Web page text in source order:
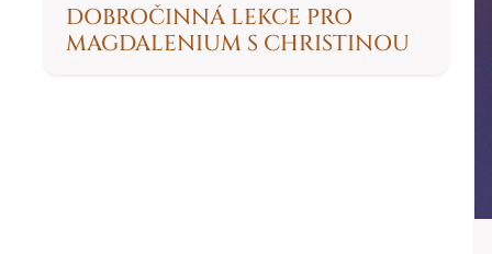
DOBROČINNÁ LEKCE PRO
MAGDALENIUM S CHRISTINOU